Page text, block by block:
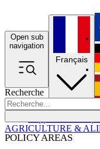
Open sub
navigation
Recherche
POLICY AREAS
Français
AGRICULTURE &